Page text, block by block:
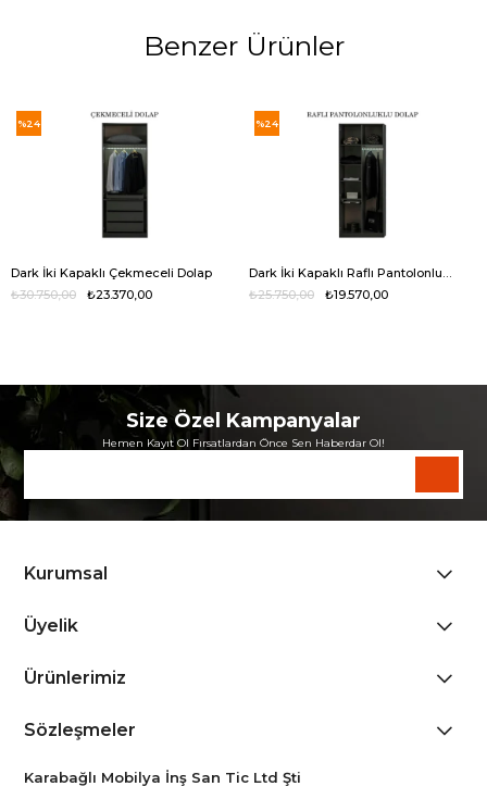
Benzer Ürünler
Dark İki Kapaklı Çekmeceli Dolap
₺23.370,00
₺30.750,00
%24
Dark İki Kapaklı Raflı Pantolonluklu Dolap
₺19.570,00
₺25.750,00
%24
Size Özel Kampanyalar
Hemen Kayıt Ol Fırsatlardan Önce Sen Haberdar Ol!
Kurumsal
Üyelik
Ürünlerimiz
Sözleşmeler
Karabağlı Mobilya İnş San Tic Ltd Şti